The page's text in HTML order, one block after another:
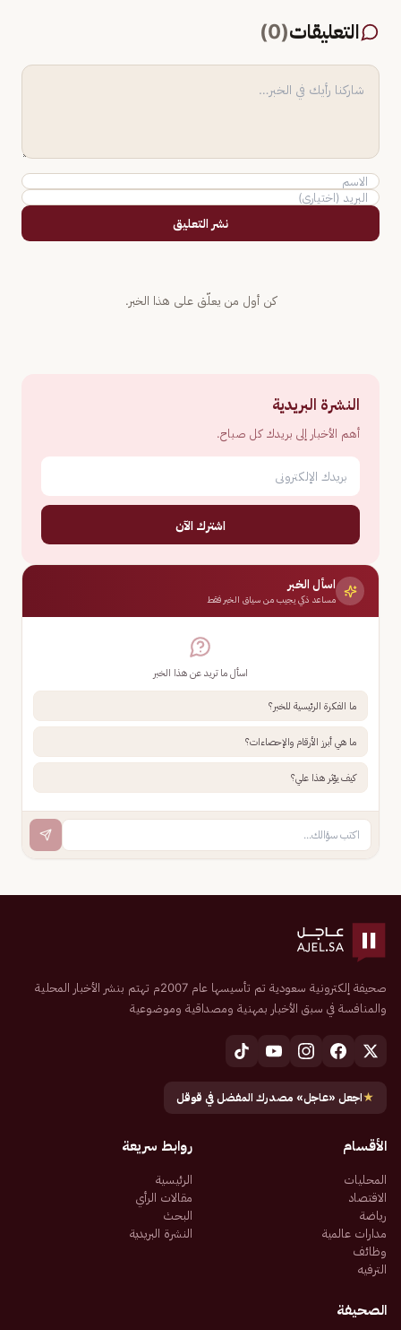
التعليقات(
0
)
نشر التعليق
كن أول من يعلّق على هذا الخبر.
النشرة البريدية
أهم الأخبار إلى بريدك كل صباح.
اشترك الآن
اسأل الخبر
مساعد ذكي يجيب من سياق الخبر فقط
اسأل ما تريد عن هذا الخبر
ما الفكرة الرئيسية للخبر؟
ما هي أبرز الأرقام والإحصاءات؟
كيف يؤثر هذا علي؟
صحيفة إلكترونية سعودية تم تأسيسها عام 2007م تهتم بنشر الأخبار المحلية
والمنافسة في سبق الأخبار بمهنية ومصداقية وموضوعية
★اجعل «عاجل» مصدرك المفضل في قوقل
الأقسام
المحليات
الاقتصاد
رياضة
مدارات عالمية
وظائف
الترفيه
روابط سريعة
الرئيسية
مقالات الرأي
البحث
النشرة البريدية
الصحيفة